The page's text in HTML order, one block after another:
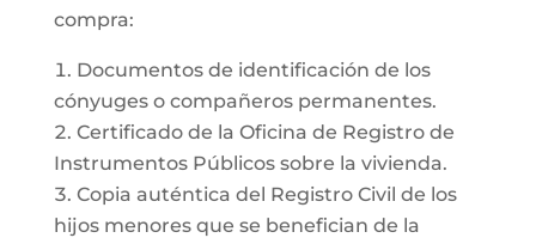
compra:
Documentos de identificación de los
cónyuges o compañeros permanentes.
Certificado de la Oficina de Registro de
Instrumentos Públicos sobre la vivienda.
Copia auténtica del Registro Civil de los
hijos menores que se benefician de la